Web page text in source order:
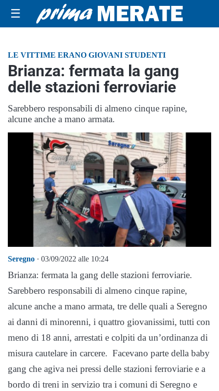
☰
LE VITTIME ERANO GIOVANI STUDENTI
Brianza: fermata la gang
delle stazioni ferroviarie
Sarebbero responsabili di almeno cinque rapine,
alcune anche a mano armata.
Seregno · 03/09/2022 alle 10:24
Brianza: fermata la gang delle stazioni ferroviarie.
Sarebbero responsabili di almeno cinque rapine,
alcune anche a mano armata, tre delle quali a Seregno
ai danni di minorenni, i quattro giovanissimi, tutti con
meno di 18 anni, arrestati e colpiti da un’ordinanza di
misura cautelare in carcere. Facevano parte della baby
gang che agiva nei pressi delle stazioni ferroviarie e a
bordo di treni in servizio tra i comuni di Seregno e